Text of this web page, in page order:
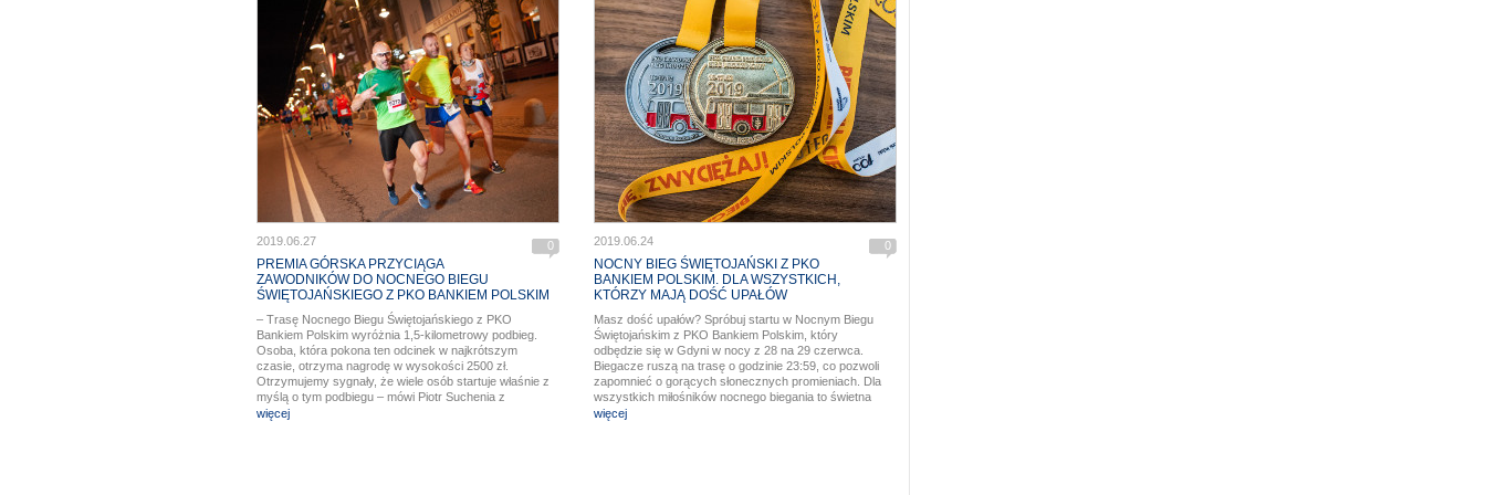
0
2019.06.27
PREMIA GÓRSKA PRZYCIĄGA
ZAWODNIKÓW DO NOCNEGO BIEGU
ŚWIĘTOJAŃSKIEGO Z PKO BANKIEM POLSKIM
– Trasę Nocnego Biegu Świętojańskiego z PKO
Bankiem Polskim wyróżnia 1,5-kilometrowy podbieg.
Osoba, która pokona ten odcinek w najkrótszym
czasie, otrzyma nagrodę w wysokości 2500 zł.
Otrzymujemy sygnały, że wiele osób startuje właśnie z
myślą o tym podbiegu – mówi Piotr Suchenia z
Gdyńskiego Centrum Sportu, które jest organizatorem
więcej
0
2019.06.24
NOCNY BIEG ŚWIĘTOJAŃSKI Z PKO
BANKIEM POLSKIM. DLA WSZYSTKICH,
KTÓRZY MAJĄ DOŚĆ UPAŁÓW
Masz dość upałów? Spróbuj startu w Nocnym Biegu
Świętojańskim z PKO Bankiem Polskim, który
odbędzie się w Gdyni w nocy z 28 na 29 czerwca.
Biegacze ruszą na trasę o godzinie 23:59, co pozwoli
zapomnieć o gorących słonecznych promieniach. Dla
wszystkich miłośników nocnego biegania to świetna
propozycja na początek lata.
więcej